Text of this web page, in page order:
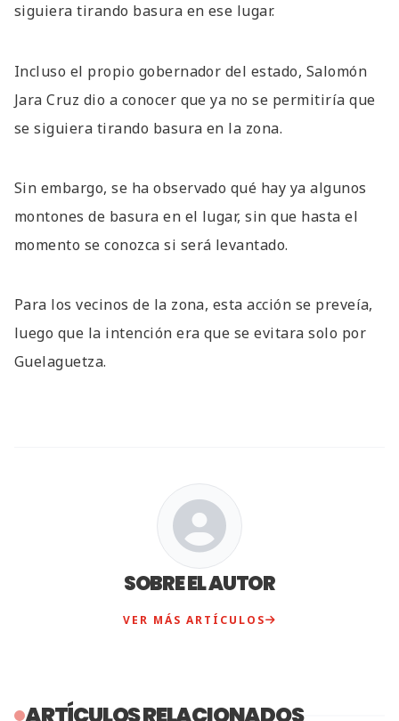
siguiera tirando basura en ese lugar.
Incluso el propio gobernador del estado, Salomón
Jara Cruz dio a conocer que ya no se permitiría que
se siguiera tirando basura en la zona.
Sin embargo, se ha observado qué hay ya algunos
montones de basura en el lugar, sin que hasta el
momento se conozca si será levantado.
Para los vecinos de la zona, esta acción se preveía,
luego que la intención era que se evitara solo por
Guelaguetza.
SOBRE EL AUTOR
VER MÁS ARTÍCULOS